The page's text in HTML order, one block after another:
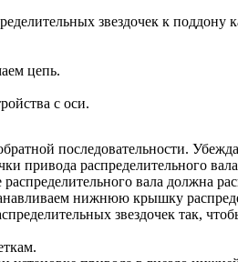
звездочек к поддону
цепь.
с оси.
последовательности.
привода распределительного
вала должна
нижнюю крышку
звездочек так,